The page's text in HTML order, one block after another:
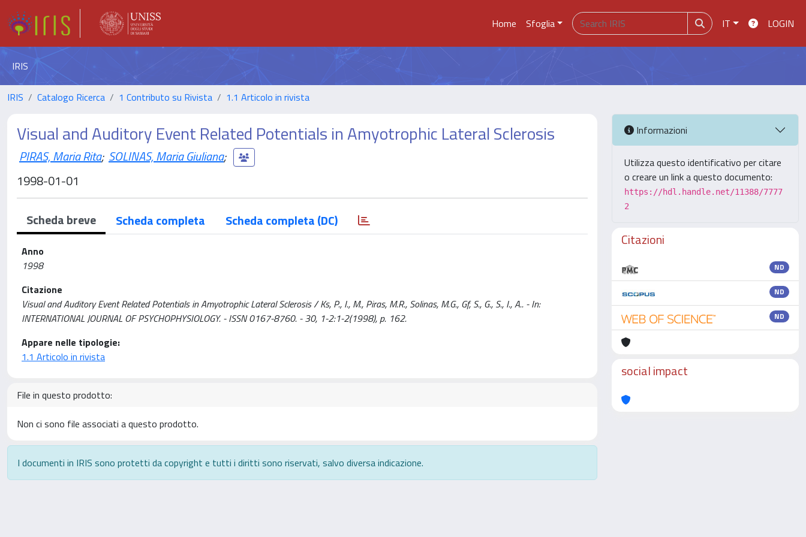
Home Sfoglia IT LOGIN
IRIS
IRIS Catalogo Ricerca 1 Contributo su Rivista 1.1 Articolo in rivista
Visual and Auditory Event Related Potentials in Amyotrophic Lateral Sclerosis
PIRAS, Maria Rita; SOLINAS, Maria Giuliana;
1998-01-01
Scheda breve Scheda completa Scheda completa (DC)
Anno
1998
Citazione
Visual and Auditory Event Related Potentials in Amyotrophic Lateral Sclerosis / Ks, P., I., M., Piras, M.R., Solinas, M.G., Gf, S., G., S., I., A.. - In:
INTERNATIONAL JOURNAL OF PSYCHOPHYSIOLOGY. - ISSN 0167-8760. - 30, 1-2:1-2(1998), p. 162.
Appare nelle tipologie:
1.1 Articolo in rivista
File in questo prodotto:
Non ci sono file associati a questo prodotto.
I documenti in IRIS sono protetti da copyright e tutti i diritti sono riservati, salvo diversa indicazione.
Informazioni
Utilizza questo identificativo per citare
o creare un link a questo documento:
https://hdl.handle.net/11388/7777
2
Citazioni
ND
ND
ND
social impact